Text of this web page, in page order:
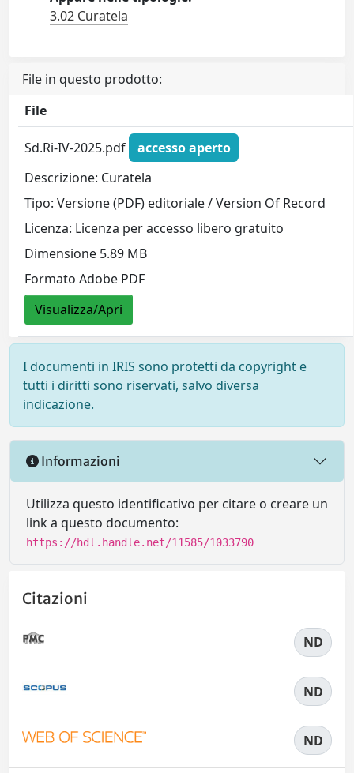
3.02 Curatela
File in questo prodotto:
File
Sd.Ri-IV-2025.pdf
accesso aperto
Descrizione: Curatela
Tipo: Versione (PDF) editoriale / Version Of Record
Licenza: Licenza per accesso libero gratuito
Dimensione 5.89 MB
Formato Adobe PDF
Visualizza/Apri
I documenti in IRIS sono protetti da copyright e
tutti i diritti sono riservati, salvo diversa
indicazione.
Informazioni
Utilizza questo identificativo per citare o creare un
link a questo documento:
https://hdl.handle.net/11585/1033790
Citazioni
ND
ND
ND